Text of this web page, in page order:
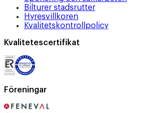
Bilturer stadsrutter
Hyresvillkoren
Kvalitetskontrollpolicy
Kvalitetescertifikat
Föreningar